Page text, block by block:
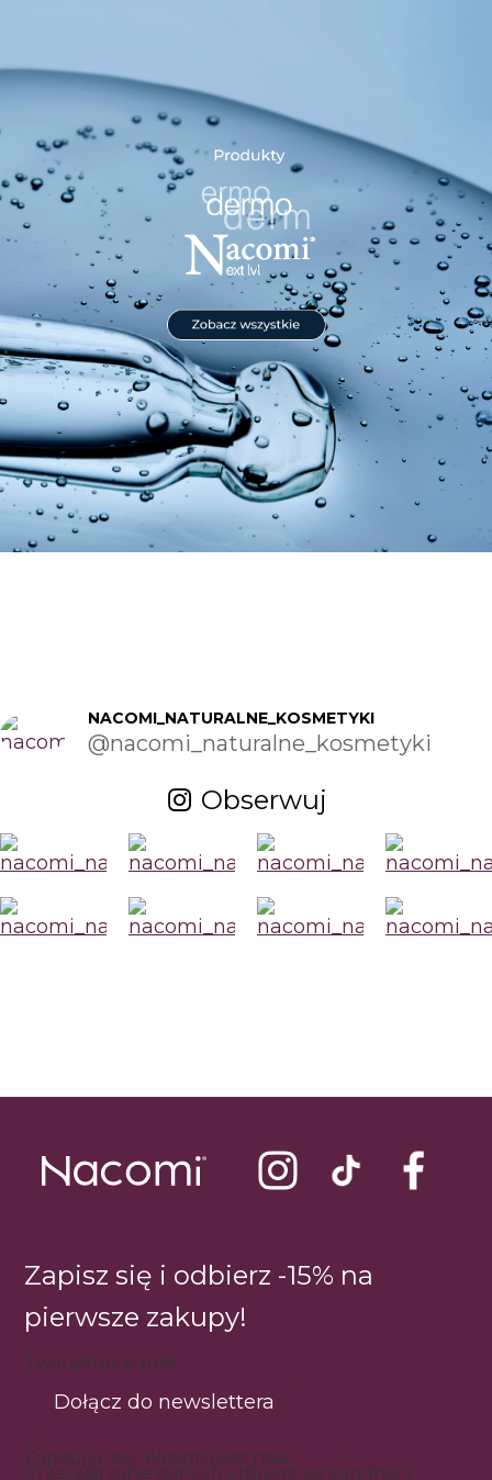
NACOMI_NATURALNE_KOSMETYKI
@nacomi_naturalne_kosmetyki
Obserwuj
Zapisz się i odbierz -15% na
pierwsze zakupy!
Twój adres e-mail
Dołącz do newslettera
Zapisując się, akceptujesz nasz .
Przetwarzanie danych odbywa się zgodnie z